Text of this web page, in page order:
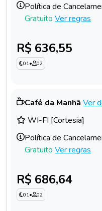
Política de
Gratuito Ver regras
R$ 636,55
01• 02
Café da Manhã Ver
WI-FI [Cortesia]
Política de
Gratuito Ver regras
R$ 686,64
01• 02